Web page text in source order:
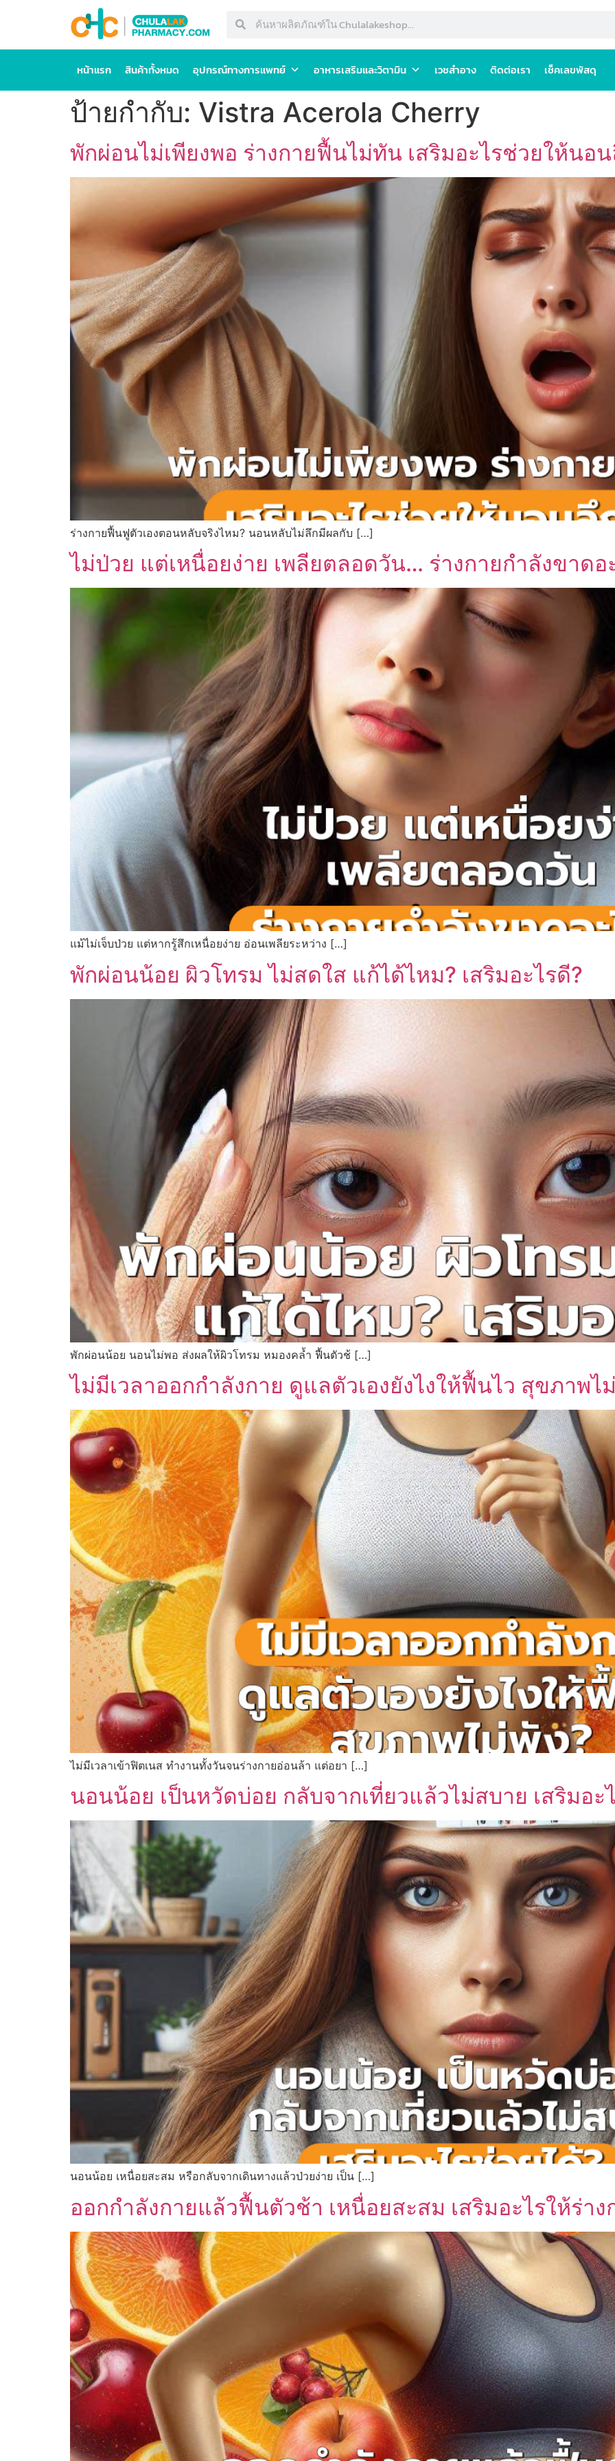
หน้าแรก สินค้าทั้งหมด อุปกรณ์ทางการแพทย์ อาหารเสริมและวิตามิน เวชสำอาง ติดต่อเรา เช็คเลขพัสดุ
ป้ายกำกับ: Vistra Acerola Cherry
พักผ่อนไม่เพียงพอ ร่างกายฟื้นไม่ทัน เสริมอะไรช่วยให้นอ
ร่างกายฟื้นฟูตัวเองตอนหลับจริงไหม? นอนหลับไม่ลึกมีผลกับ […]
ไม่ป่วย แต่เหนื่อยง่าย เพลียตลอดวัน… ร่างกายกำลังขาดอ
แม้ไม่เจ็บป่วย แต่หากรู้สึกเหนื่อยง่าย อ่อนเพลียระหว่าง […]
พักผ่อนน้อย ผิวโทรม ไม่สดใส แก้ได้ไหม? เสริมอะไรดี?
พักผ่อนน้อย นอนไม่พอ ส่งผลให้ผิวโทรม หมองคล้ำ ฟื้นตัวช้ […]
ไม่มีเวลาออกกำลังกาย ดูแลตัวเองยังไงให้ฟื้นไว สุขภาพไ
ไม่มีเวลาเข้าฟิตเนส ทำงานทั้งวันจนร่างกายอ่อนล้า แต่อยา […]
นอนน้อย เป็นหวัดบ่อย กลับจากเที่ยวแล้วไม่สบาย เสริมอะ
นอนน้อย เหนื่อยสะสม หรือกลับจากเดินทางแล้วป่วยง่าย เป็น […]
ออกกำลังกายแล้วฟื้นตัวช้า เหนื่อยสะสม เสริมอะไรให้ร่า